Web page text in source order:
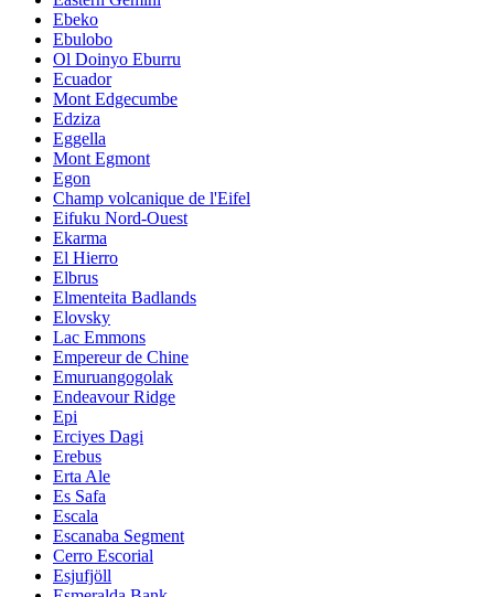
Ebeko
Ebulobo
Ol Doinyo Eburru
Ecuador
Mont Edgecumbe
Edziza
Eggella
Mont Egmont
Egon
Champ volcanique de l'Eifel
Eifuku Nord-Ouest
Ekarma
El Hierro
Elbrus
Elmenteita Badlands
Elovsky
Lac Emmons
Empereur de Chine
Emuruangogolak
Endeavour Ridge
Epi
Erciyes Dagi
Erebus
Erta Ale
Es Safa
Escala
Escanaba Segment
Cerro Escorial
Esjufjöll